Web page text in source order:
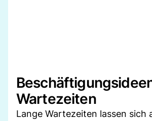
Wartezeiten
Lange Wartezeiten lassen sich